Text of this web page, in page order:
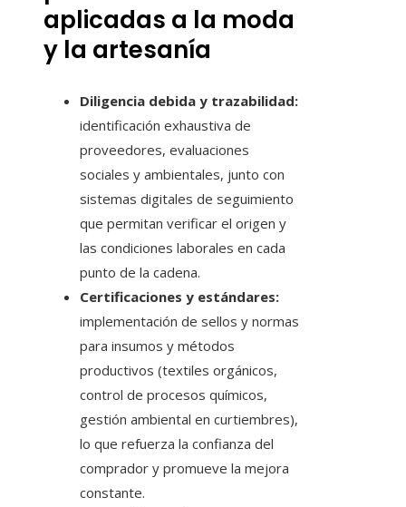
aplicadas a la moda
y la artesanía
Diligencia debida y trazabilidad:
identificación exhaustiva de
proveedores, evaluaciones
sociales y ambientales, junto con
sistemas digitales de seguimiento
que permitan verificar el origen y
las condiciones laborales en cada
punto de la cadena.
Certificaciones y estándares:
implementación de sellos y normas
para insumos y métodos
productivos (textiles orgánicos,
control de procesos químicos,
gestión ambiental en curtiembres),
lo que refuerza la confianza del
comprador y promueve la mejora
constante.